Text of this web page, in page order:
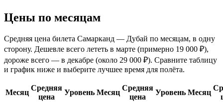
Цены по месяцам
Средняя цена билета Самарканд — Дубай по месяцам, в одну
сторону. Дешевле всего лететь в марте (примерно 19 000 ₽),
дороже всего — в декабре (около 29 000 ₽). Сравните таблицу
и график ниже и выберите лучшее время для полёта.
Месяц
Средняя
цена
Уровень Месяц
Средняя
цена
Уровень Месяц